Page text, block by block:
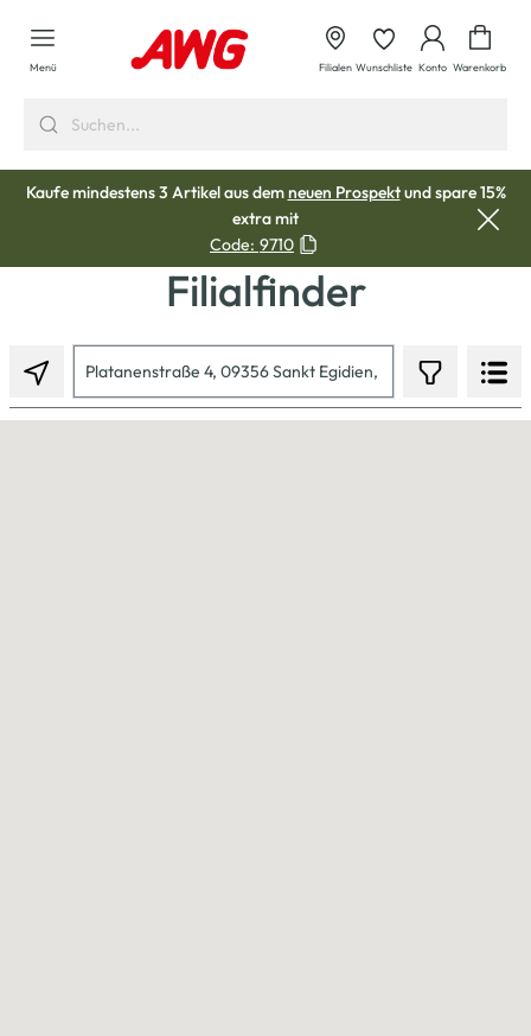
springen
Menü Filialen Wunschliste Konto Warenkorb
Kaufe mindestens 3 Artikel aus demneuen Prospektund spare 15%
extra mit
Code: 9710
Filialfinder